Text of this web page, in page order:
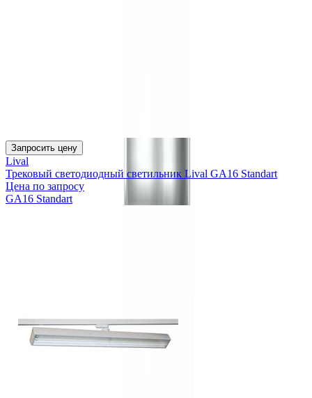
Запросить цену
Lival
Трековый светодиодный светильник Lival GA16 Standart
Цена по запросу
GA16 Standart